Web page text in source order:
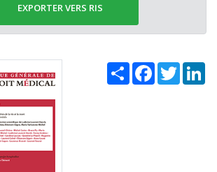
EXPORTER VERS RIS
Share Facebook
Twitter